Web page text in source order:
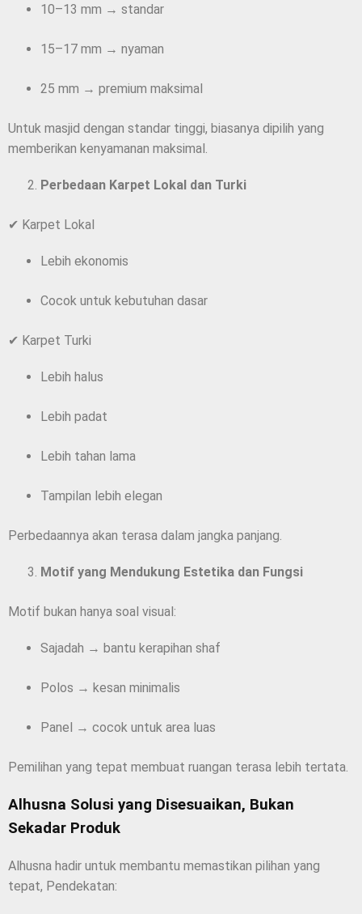
10–13 mm → standar
15–17 mm → nyaman
25 mm → premium maksimal
Untuk masjid dengan standar tinggi, biasanya dipilih yang
memberikan kenyamanan maksimal.
Perbedaan Karpet Lokal dan Turki
✔ Karpet Lokal
Lebih ekonomis
Cocok untuk kebutuhan dasar
✔ Karpet Turki
Lebih halus
Lebih padat
Lebih tahan lama
Tampilan lebih elegan
Perbedaannya akan terasa dalam jangka panjang.
Motif yang Mendukung Estetika dan Fungsi
Motif bukan hanya soal visual:
Sajadah → bantu kerapihan shaf
Polos → kesan minimalis
Panel → cocok untuk area luas
Pemilihan yang tepat membuat ruangan terasa lebih tertata.
Alhusna Solusi yang Disesuaikan, Bukan
Sekadar Produk
Alhusna hadir untuk membantu memastikan pilihan yang
tepat, Pendekatan: